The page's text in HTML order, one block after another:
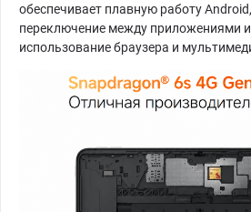
обеспечивает плавную работу
переключение между приложениями
использование браузера и